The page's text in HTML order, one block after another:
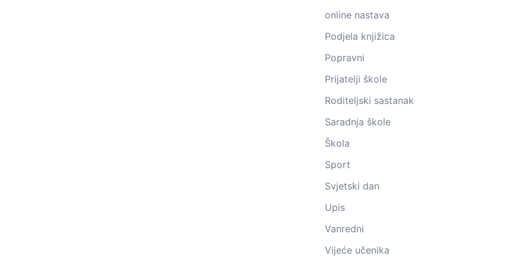
online nastava
Podjela knjižica
Popravni
Prijatelji škole
Roditeljski sastanak
Saradnja škole
Škola
Sport
Svjetski dan
Upis
Vanredni
Vijeće učenika